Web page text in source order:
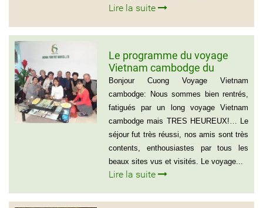
Lire la suite
Le programme du voyage
Vietnam cambodge du
groupe de madame Anna
BOVO
Bonjour Cuong Voyage Vietnam
cambodge: Nous sommes bien rentrés,
fatigués par un long voyage Vietnam
cambodge mais TRES HEUREUX!… Le
séjour fut très réussi, nos amis sont très
contents, enthousiastes par tous les
beaux sites vus et visités. Le voyage...
Lire la suite